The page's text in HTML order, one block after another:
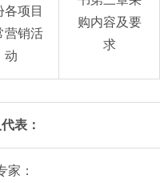
各项目
营销活
动
购内容及要
求
表：
家：